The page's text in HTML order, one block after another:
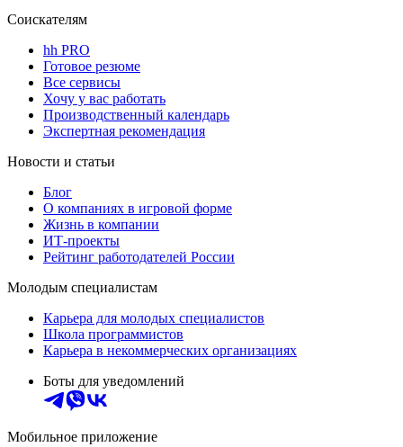
Соискателям
hh PRO
Готовое резюме
Все сервисы
Хочу у вас работать
Производственный календарь
Экспертная рекомендация
Новости и статьи
Блог
О компаниях в игровой форме
Жизнь в компании
ИТ-проекты
Рейтинг работодателей России
Молодым специалистам
Карьера для молодых специалистов
Школа программистов
Карьера в некоммерческих организациях
Боты для уведомлений
Мобильное приложение